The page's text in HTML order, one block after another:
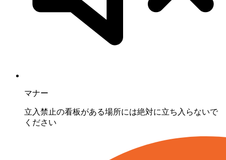
マナー
立入禁止の看板がある場所には絶対に立ち入らないで
ください